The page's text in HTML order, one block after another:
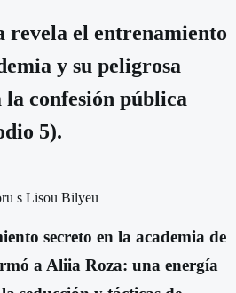
revela el entrenamiento
y su peligrosa
confesión pública
5).
s Lisou Bilyeu
secreto en la academia de
a Aliia Roza: una energía